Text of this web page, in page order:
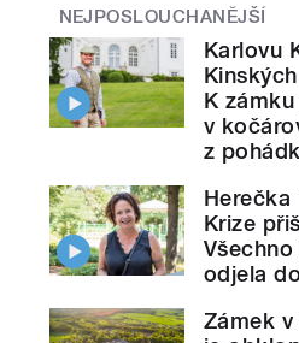
NEJPOSLOUCHANĚJŠÍ
Karlovu
K
v
z
Herečka
Krize
odjela
Zámek v